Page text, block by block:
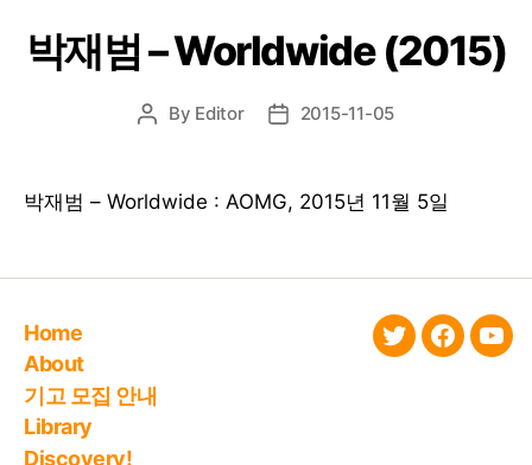
박재범 – Worldwide (2015)
Post
By Editor
Post2015-11-05
박재범 – Worldwide : AOMG, 2015년 11월 5일
Home
About
기고 모집 안내
Library
Discovery!
twitter